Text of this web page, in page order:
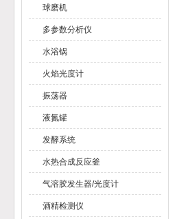
球磨机
多参数分析仪
水浴锅
火焰光度计
振荡器
液氮罐
发酵系统
水热合成反应釜
气溶胶发生器/光度计
酒精检测仪